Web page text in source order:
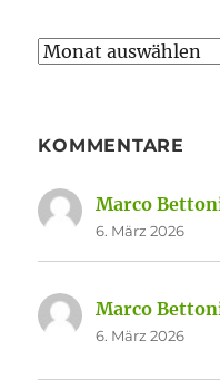
Archiv
KOMMENTARE
Marco
6. März 2026
Marco
6. März 2026